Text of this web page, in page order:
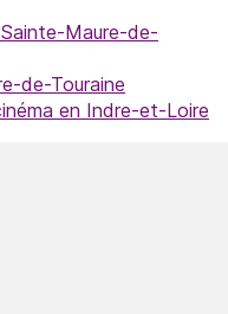
Maure-de-
de-Touraine
en Indre-et-Loire